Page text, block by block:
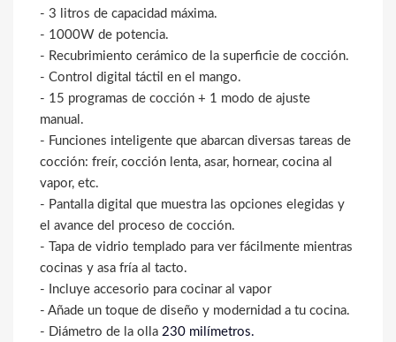
- 3 litros de capacidad máxima.
- 1000W de potencia.
- Recubrimiento cerámico de la superficie de cocción.
- Control digital táctil en el mango.
- 15 programas de cocción + 1 modo de ajuste
manual.
- Funciones inteligente que abarcan diversas tareas de
cocción: freír, cocción lenta, asar, hornear, cocina al
vapor, etc.
- Pantalla digital que muestra las opciones elegidas y
el avance del proceso de cocción.
- Tapa de vidrio templado para ver fácilmente mientras
cocinas y asa fría al tacto.
- Incluye accesorio para cocinar al vapor
- Añade un toque de diseño y modernidad a tu cocina.
- Diámetro de la olla 230 milímetros.